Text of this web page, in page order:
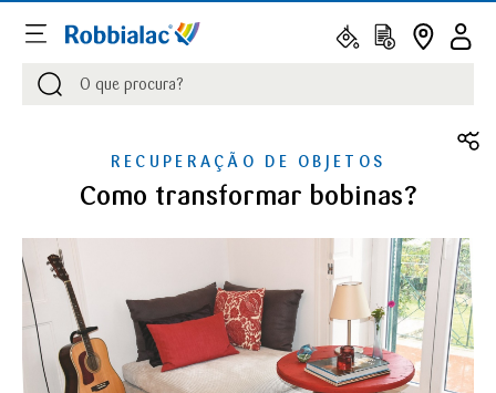
Procurar
Procurar
RECUPERAÇÃO DE OBJETOS
Como transformar bobinas?